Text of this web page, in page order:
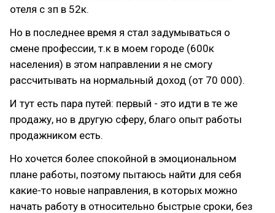
отеля с зп в 52к.
Но в последнее время я стал задумываться о
смене профессии, т.к в моем городе (600к
населения) в этом направлении я не смогу
рассчитывать на нормальный доход (от 70 000).
И тут есть пара путей: первый - это идти в те же
продажу, но в другую сферу, благо опыт работы
продажником есть.
Но хочется более спокойной в эмоциональном
плане работы, поэтому пытаюсь найти для себя
какие-то новые направления, в которых можно
начать работу в относительно быстрые сроки, без